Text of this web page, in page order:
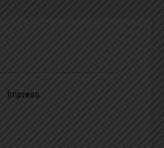
Impreso